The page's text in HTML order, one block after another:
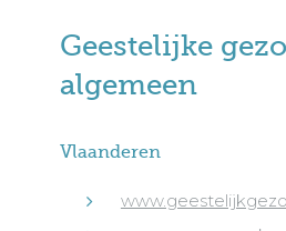
Geestelijke
algemeen
Vlaanderen